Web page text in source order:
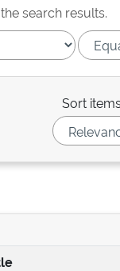
search results.
Sort